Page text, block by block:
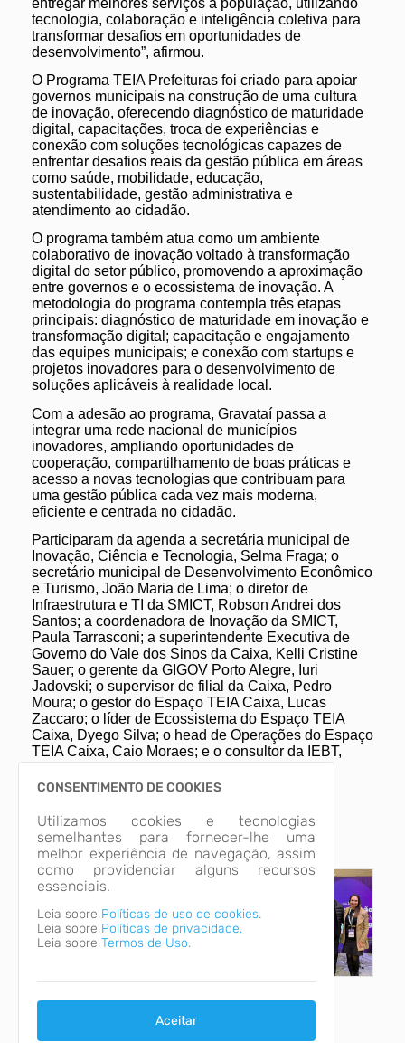
tecnologia, colaboração e inteligência coletiva para
transformar desafios em oportunidades de
desenvolvimento”, afirmou.
O Programa TEIA Prefeituras foi criado para apoiar
governos municipais na construção de uma cultura
de inovação, oferecendo diagnóstico de maturidade
digital, capacitações, troca de experiências e
conexão com soluções tecnológicas capazes de
enfrentar desafios reais da gestão pública em áreas
como saúde, mobilidade, educação,
sustentabilidade, gestão administrativa e
atendimento ao cidadão.
O programa também atua como um ambiente
colaborativo de inovação voltado à transformação
digital do setor público, promovendo a aproximação
entre governos e o ecossistema de inovação. A
metodologia do programa contempla três etapas
principais: diagnóstico de maturidade em inovação e
transformação digital; capacitação e engajamento
das equipes municipais; e conexão com startups e
projetos inovadores para o desenvolvimento de
soluções aplicáveis à realidade local.
Com a adesão ao programa, Gravataí passa a
integrar uma rede nacional de municípios
inovadores, ampliando oportunidades de
cooperação, compartilhamento de boas práticas e
acesso a novas tecnologias que contribuam para
uma gestão pública cada vez mais moderna,
eficiente e centrada no cidadão.
Participaram da agenda a secretária municipal de
Inovação, Ciência e Tecnologia, Selma Fraga; o
secretário municipal de Desenvolvimento Econômico
e Turismo, João Maria de Lima; o diretor de
Infraestrutura e TI da SMICT, Robson Andrei dos
Santos; a coordenadora de Inovação da SMICT,
Paula Tarrasconi; a superintendente Executiva de
Governo do Vale dos Sinos da Caixa, Kelli Cristine
Sauer; o gerente da GIGOV Porto Alegre, Iuri
Jadovski; o supervisor de filial da Caixa, Pedro
Moura; o gestor do Espaço TEIA Caixa, Lucas
Zaccaro; o líder de Ecossistema do Espaço TEIA
Caixa, Dyego Silva; o head de Operações do Espaço
TEIA Caixa, Caio Moraes; e o consultor da IEBT,
Marcus von Borstel.
Imagens Relacionadas
Categorias
CONSENTIMENTO DE COOKIES
Utilizamos cookies e tecnologias
semelhantes para fornecer-lhe uma
melhor experiência de navegação, assim
como providenciar alguns recursos
essenciais.
Leia sobre Políticas de uso de cookies.
Leia sobre Políticas de privacidade.
Leia sobre Termos de Uso.
Aceitar